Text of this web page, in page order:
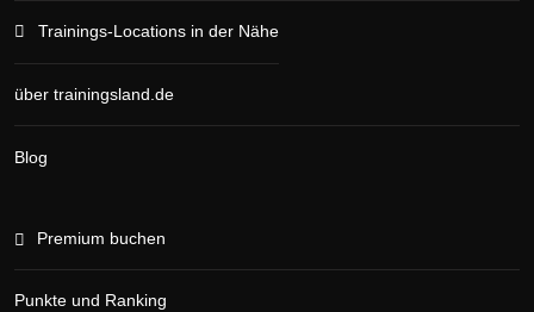
Trainings-Locations in der Nähe
über trainingsland.de
Blog
Premium buchen
Punkte und Ranking